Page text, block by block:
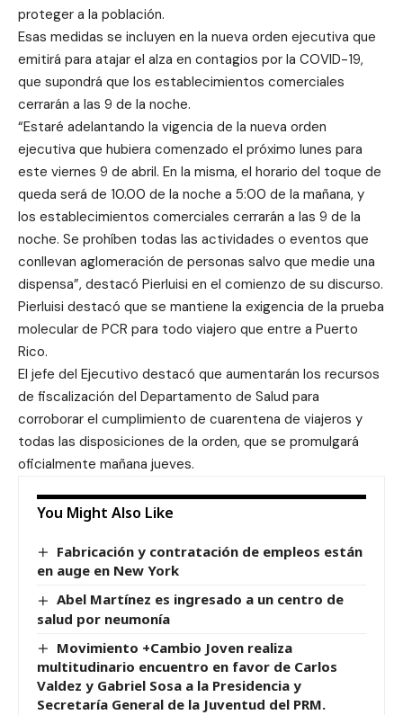
proteger a la población.
Esas medidas se incluyen en la nueva orden ejecutiva que
emitirá para atajar el alza en contagios por la COVID-19,
que supondrá que los establecimientos comerciales
cerrarán a las 9 de la noche.
“Estaré adelantando la vigencia de la nueva orden
ejecutiva que hubiera comenzado el próximo lunes para
este viernes 9 de abril. En la misma, el horario del toque de
queda será de 10.00 de la noche a 5:00 de la mañana, y
los establecimientos comerciales cerrarán a las 9 de la
noche. Se prohíben todas las actividades o eventos que
conllevan aglomeración de personas salvo que medie una
dispensa”, destacó Pierluisi en el comienzo de su discurso.
Pierluisi destacó que se mantiene la exigencia de la prueba
molecular de PCR para todo viajero que entre a Puerto
Rico.
El jefe del Ejecutivo destacó que aumentarán los recursos
de fiscalización del Departamento de Salud para
corroborar el cumplimiento de cuarentena de viajeros y
todas las disposiciones de la orden, que se promulgará
oficialmente mañana jueves.
You Might Also Like
Fabricación y contratación de empleos están
en auge en New York
Abel Martínez es ingresado a un centro de
salud por neumonía
Movimiento +Cambio Joven realiza
multitudinario encuentro en favor de Carlos
Valdez y Gabriel Sosa a la Presidencia y
Secretaría General de la Juventud del PRM.